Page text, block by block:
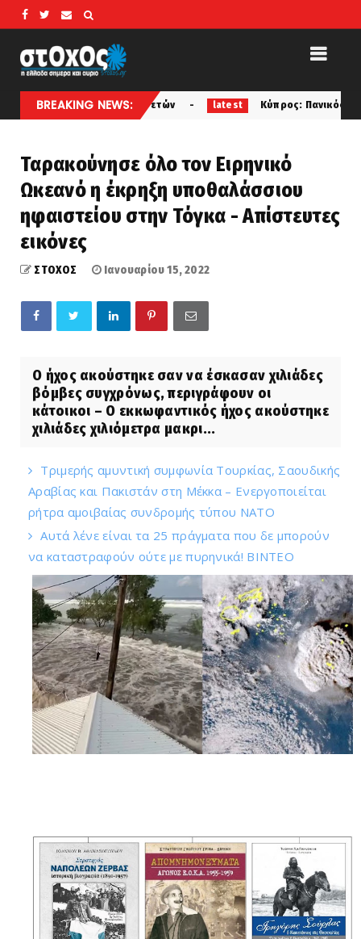
BREAKING NEWS:
1.800 ετών latest Κύπρος: Πανικός σε μοναστήρι -
Ταρακούνησε όλο τον Ειρηνικό
Ωκεανό η έκρηξη υποθαλάσσιου
ηφαιστείου στην Τόγκα - Απίστευτες
εικόνες
ΣΤΟΧΟΣ Ιανουαρίου 15, 2022
Ο ήχος ακούστηκε σαν να έσκασαν χιλιάδες
βόμβες συγχρόνως, περιγράφουν οι
κάτοικοι – Ο εκκωφαντικός ήχος ακούστηκε
χιλιάδες χιλιόμετρα μακρι...
Τριμερής αμυντική συμφωνία Τουρκίας, Σαουδικής
Αραβίας και Πακιστάν στη Μέκκα – Ενεργοποιείται
ρήτρα αμοιβαίας συνδρομής τύπου NATO
Αυτά λένε είναι τα 25 πράγματα που δε μπορούν
να καταστραφούν ούτε με πυρηνικά! ΒΙΝΤΕΟ